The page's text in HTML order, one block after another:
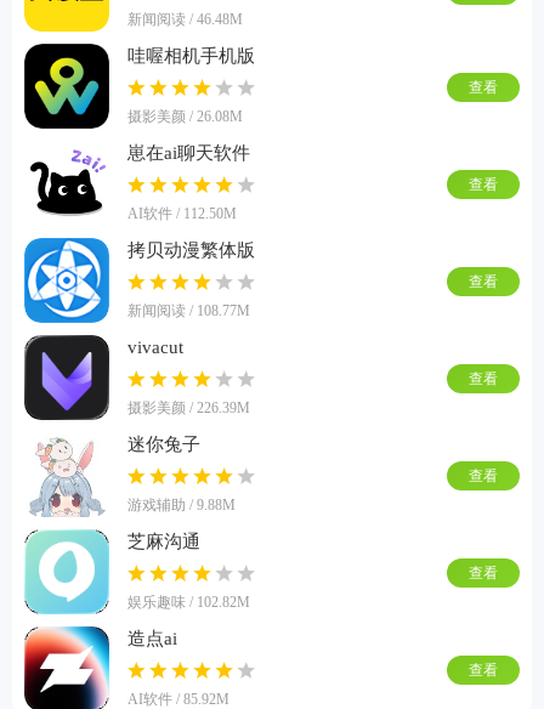
新闻阅读 / 46.48M
哇喔相机手机版
摄影美颜 / 26.08M
查看
崽在ai聊天软件
AI软件 / 112.50M
查看
拷贝动漫繁体版
新闻阅读 / 108.77M
查看
vivacut
摄影美颜 / 226.39M
查看
迷你兔子
游戏辅助 / 9.88M
查看
芝麻沟通
娱乐趣味 / 102.82M
查看
造点ai
AI软件 / 85.92M
查看